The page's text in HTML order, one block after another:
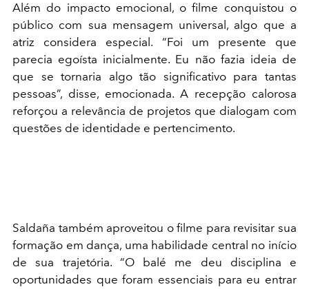
Além do impacto emocional, o filme conquistou o
público com sua mensagem universal, algo que a
atriz considera especial. “Foi um presente que
parecia egoísta inicialmente. Eu não fazia ideia de
que se tornaria algo tão significativo para tantas
pessoas”, disse, emocionada. A recepção calorosa
reforçou a relevância de projetos que dialogam com
questões de identidade e pertencimento.
Saldaña também aproveitou o filme para revisitar sua
formação em dança, uma habilidade central no início
de sua trajetória. “O balé me deu disciplina e
oportunidades que foram essenciais para eu entrar